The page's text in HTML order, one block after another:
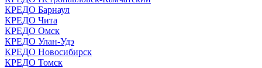
КРЕДО Барнаул
КРЕДО Чита
КРЕДО Омск
КРЕДО Улан-Удэ
КРЕДО Новосибирск
КРЕДО Томск